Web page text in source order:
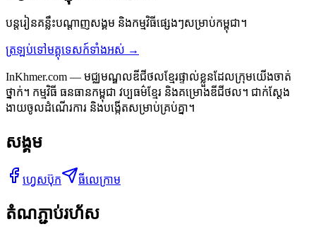
បន្តរៀនគន្លឹះបណ្ដាញសង្គម និងកម្មវិធីផ្សេងៗសម្រាប់កម្ពុជា។
ត្រឡប់ទៅមគ្គុទេសក៍ទាំងអស់ →
InKhmer.com — មជ្ឈមណ្ឌលឌីជីថលខ្មែរផ្ទាល់ខ្លួនដែលក្រុមយើងចាត់
ថ្នាក់។ កម្មវិធី ធនធានកម្ពុជា វប្បធម៌ខ្មែរ និងគម្រោងឌីជីថល។ ជាក់ស្តែង
ងាយចូលដំណើរការ និងបង្កើតសម្រាប់គ្រប់គ្នា។
សង្គម
ហ្វេសប៊ុក ធីលេក្រាម
តំណភ្ជាប់រហ័ស